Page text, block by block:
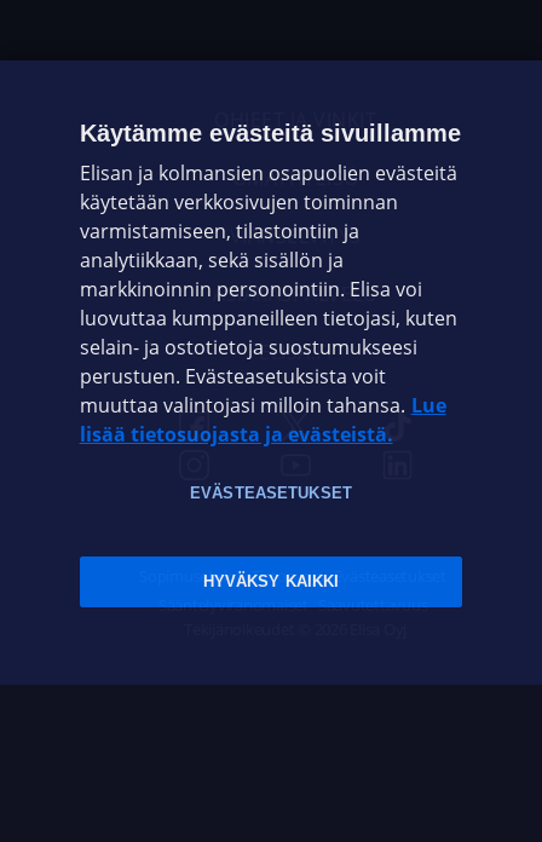
OHJEET JA VINKIT
OMAYHTEISÖ
VIANSELVITYS
ASIAKASPALVELU
ELISA.FI
Sopimusehdot Tietosuoja Evästeasetukset
Sääntelyviranomaiset Saavutettavuus
Käytämme evästeitä sivuillamme
Elisan ja kolmansien osapuolien evästeitä
käytetään verkkosivujen toiminnan
varmistamiseen, tilastointiin ja
analytiikkaan, sekä sisällön ja
markkinoinnin personointiin. Elisa voi
luovuttaa kumppaneilleen tietojasi, kuten
selain- ja ostotietoja suostumukseesi
perustuen. Evästeasetuksista voit
muuttaa valintojasi milloin tahansa. Lue
lisää tietosuojasta ja evästeistä.
EVÄSTEASETUKSET
HYVÄKSY KAIKKI